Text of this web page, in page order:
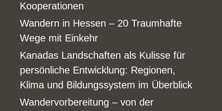
Kooperationen
Wandern in Hessen – 20 Traumhafte
Wege mit Einkehr
Kanadas Landschaften als Kulisse für
persönliche Entwicklung: Regionen,
Klima und Bildungssystem im Überblick
Wandervorbereitung – von der